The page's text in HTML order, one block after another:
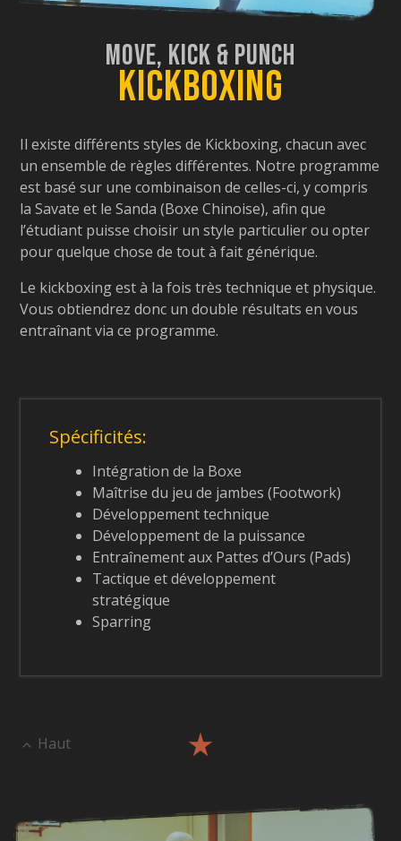
Move, Kick & Punch
Kickboxing
Il existe différents styles de Kickboxing, chacun avec
un ensemble de règles différentes. Notre programme
est basé sur une combinaison de celles-ci, y compris
la Savate et le Sanda (Boxe Chinoise), afin que
l’étudiant puisse choisir un style particulier ou opter
pour quelque chose de tout à fait générique.
Le kickboxing est à la fois très technique et physique.
Vous obtiendrez donc un double résultats en vous
entraînant via ce programme.
Spécificités:
Intégration de la Boxe
Maîtrise du jeu de jambes (Footwork)
Développement technique
Développement de la puissance
Entraînement aux Pattes d’Ours (Pads)
Tactique et développement
stratégique
Sparring
Haut